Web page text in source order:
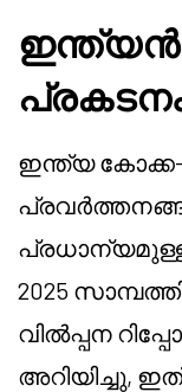
ഇന്ത്യ
പ്രധാന്യമുള്ള
2025
വിൽപ്പന
അറിയിച്ചു,